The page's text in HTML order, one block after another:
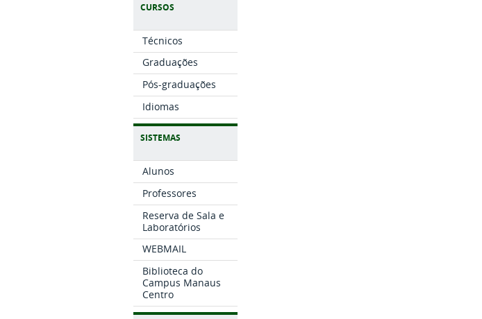
CURSOS
Técnicos
Graduações
Pós-graduações
Idiomas
SISTEMAS
Alunos
Professores
Reserva de Sala e
Laboratórios
WEBMAIL
Biblioteca do
Campus Manaus
Centro